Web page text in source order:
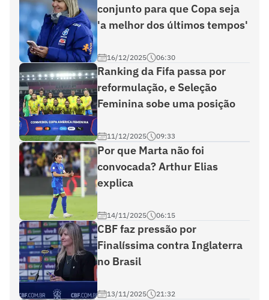
conjunto para que Copa seja
'a melhor dos últimos tempos'
16/12/2025 06:30
Ranking da Fifa passa por
reformulação, e Seleção
Feminina sobe uma posição
11/12/2025 09:33
Por que Marta não foi
convocada? Arthur Elias
explica
14/11/2025 06:15
CBF faz pressão por
Finalíssima contra Inglaterra
no Brasil
13/11/2025 21:32